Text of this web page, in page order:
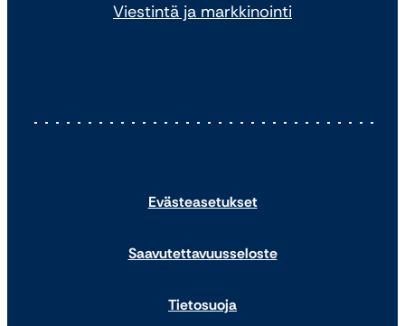
Viestintä ja markkinointi
Evästeasetukset
Saavutettavuusseloste
Tietosuoja